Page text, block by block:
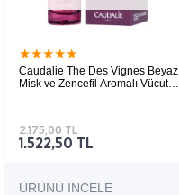
★★★★★
Caudalie The Des Vignes Beyaz
Misk ve Zencefil Aromalı Vücut
1.522,50 TL
2.175,00 TL
ÜRÜNÜ İNCELE